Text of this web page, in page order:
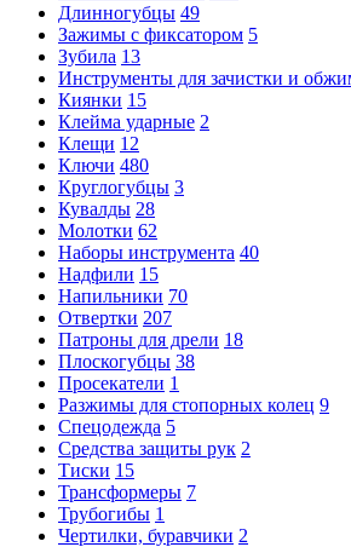
Длинногубцы 49
Зажимы с фиксатором 5
Зубила 13
Инструменты для зачистки и
Киянки 15
Клейма ударные 2
Клещи 12
Ключи 480
Круглогубцы 3
Кувалды 28
Молотки 62
Наборы инструмента 40
Надфили 15
Напильники 70
Отвертки 207
Патроны для дрели 18
Плоскогубцы 38
Просекатели 1
Разжимы для стопорных колец 9
Спецодежда 5
Средства защиты рук 2
Тиски 15
Трансформеры 7
Трубогибы 1
Чертилки, буравчики 2